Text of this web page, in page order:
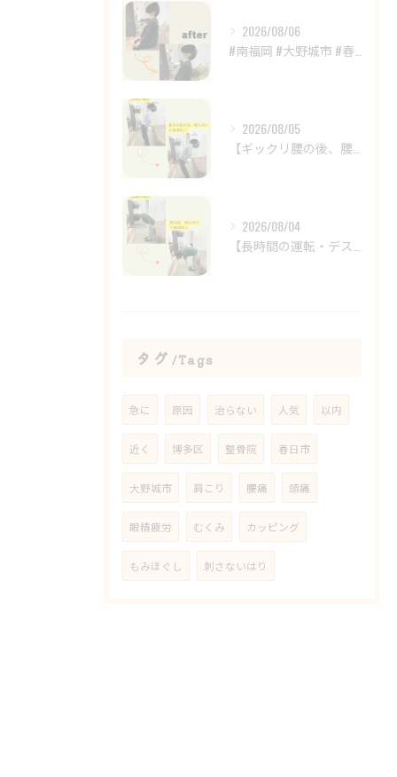
2026/08/06
2026/08/05
2026/08/04
タグ Tags
急に 原因 治らない 人気 以内
近く 博多区 整骨院 春日市
大野城市 肩こり 腰痛 頭痛
眼精疲労 むくみ カッピング
もみほぐし 刺さないはり